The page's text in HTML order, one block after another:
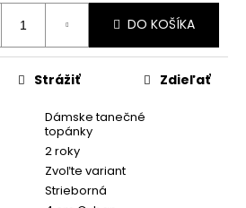
DO KOŠÍKA
Dámske tanečné
topánky
2 roky
Zvoľte variant
Strieborná
Strážiť Zdieľať